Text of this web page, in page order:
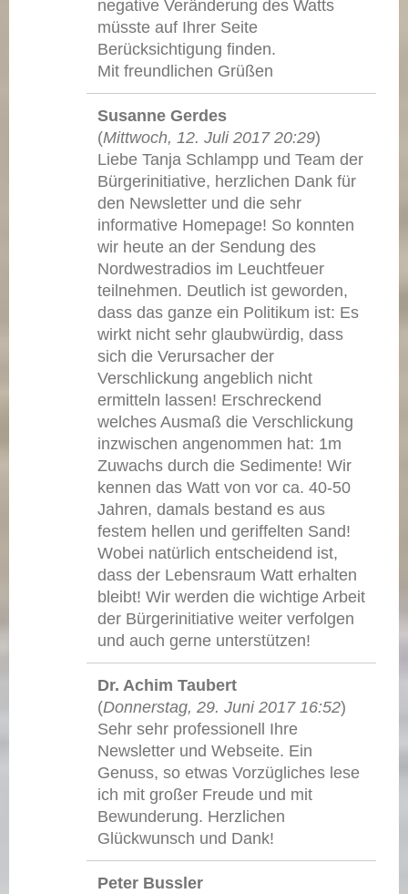
negative Veränderung des Watts
müsste auf Ihrer Seite
Berücksichtigung finden.
Mit freundlichen Grüßen
Susanne Gerdes
(Mittwoch, 12. Juli 2017 20:29)
Liebe Tanja Schlampp und Team der
Bürgerinitiative, herzlichen Dank für
den Newsletter und die sehr
informative Homepage! So konnten
wir heute an der Sendung des
Nordwestradios im Leuchtfeuer
teilnehmen. Deutlich ist geworden,
dass das ganze ein Politikum ist: Es
wirkt nicht sehr glaubwürdig, dass
sich die Verursacher der
Verschlickung angeblich nicht
ermitteln lassen! Erschreckend
welches Ausmaß die Verschlickung
inzwischen angenommen hat: 1m
Zuwachs durch die Sedimente! Wir
kennen das Watt von vor ca. 40-50
Jahren, damals bestand es aus
festem hellen und geriffelten Sand!
Wobei natürlich entscheidend ist,
dass der Lebensraum Watt erhalten
bleibt! Wir werden die wichtige Arbeit
der Bürgerinitiative weiter verfolgen
und auch gerne unterstützen!
Dr. Achim Taubert
(Donnerstag, 29. Juni 2017 16:52)
Sehr sehr professionell Ihre
Newsletter und Webseite. Ein
Genuss, so etwas Vorzügliches lese
ich mit großer Freude und mit
Bewunderung. Herzlichen
Glückwunsch und Dank!
Peter Bussler